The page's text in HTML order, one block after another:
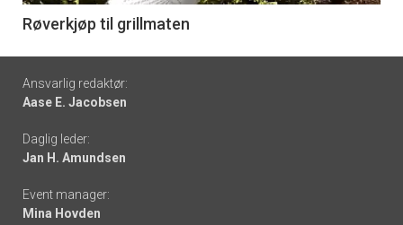
6
Røverkjøp til grillmaten
Footer
-
links
Ansvarlig redaktør:
Aase E. Jacobsen
Daglig leder:
Jan H. Amundsen
Event manager:
Mina Hovden